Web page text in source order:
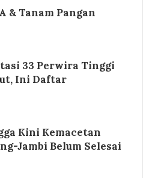
& Tanam Pangan
33 Perwira Tinggi
Ini Daftar
Kini Kemacetan
Jambi Belum Selesai